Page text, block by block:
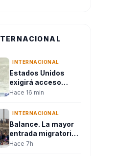
INTERNACIONAL
Estados Unidos
exigirá acceso
público a las redes
soliciten visa
Hace 16 min
INTERNACIONAL
Balance. La mayor
entrada migratoria
en Ceuta dejó
Hace 7h